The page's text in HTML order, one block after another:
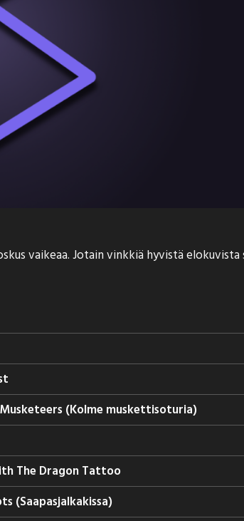
vaikeaa. Jotain vinkkiä hyvistä
(Kolme muskettisoturia)
The Dragon Tattoo
(Saapasjalkakissa)